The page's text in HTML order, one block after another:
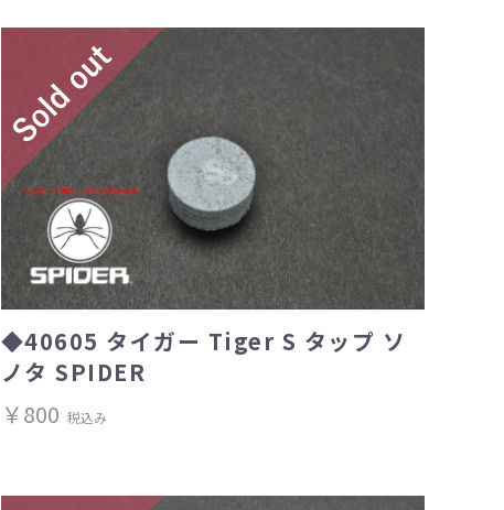
◆40605 タイガー Tiger S タップ ソ
ノタ SPIDER
￥800 税込み